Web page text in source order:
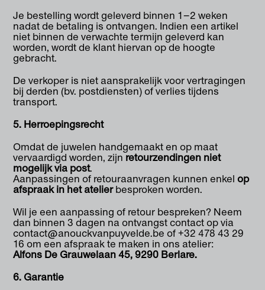
Je bestelling wordt geleverd binnen 1–2 weken
nadat de betaling is ontvangen. Indien een artikel
niet binnen de verwachte termijn geleverd kan
worden, wordt de klant hiervan op de hoogte
gebracht.
De verkoper is niet aansprakelijk voor vertragingen
bij derden (bv. postdiensten) of verlies tijdens
transport.
5. Herroepingsrecht
Omdat de juwelen handgemaakt en op maat
vervaardigd worden, zijn retourzendingen niet
mogelijk via post.
Aanpassingen of retouraanvragen kunnen enkel op
afspraak in het atelierbesproken worden.
Wil je een aanpassing of retour bespreken? Neem
dan binnen 3 dagen na ontvangst contact op via
contact@anouckvanpuyvelde.be of +32 478 43 29
16 om een afspraak te maken in ons atelier:
Alfons De Grauwelaan 45, 9290 Berlare.
6. Garantie